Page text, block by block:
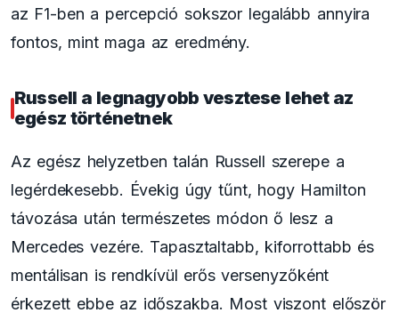
az F1-ben a percepció sokszor legalább annyira
fontos, mint maga az eredmény.
Russell a legnagyobb vesztese lehet az
egész történetnek
Az egész helyzetben talán Russell szerepe a
legérdekesebb. Évekig úgy tűnt, hogy Hamilton
távozása után természetes módon ő lesz a
Mercedes vezére. Tapasztaltabb, kiforrottabb és
mentálisan is rendkívül erős versenyzőként
érkezett ebbe az időszakba. Most viszont először